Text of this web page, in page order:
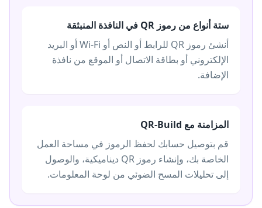
ستة أنواع من رموز QR في النافذة المنبثقة
أنشئ رموز QR للرابط أو النص أو Wi-Fi أو البريد
الإلكتروني أو بطاقة الاتصال أو الموقع من نافذة
الإضافة.
المزامنة مع QR-Build
قم بتوصيل حسابك لحفظ الرموز في مساحة العمل
الخاصة بك، وإنشاء رموز QR ديناميكية، والوصول
إلى تحليلات المسح الضوئي من لوحة المعلومات.